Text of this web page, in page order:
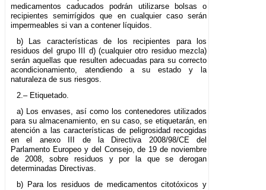
medicamentos caducados podrán utilizarse bolsas o
recipientes semirrígidos que en cualquier caso serán
impermeables si van a contener líquidos.
b) Las características de los recipientes para los
residuos del grupo III d) (cualquier otro residuo mezcla)
serán aquellas que resulten adecuadas para su correcto
acondicionamiento, atendiendo a su estado y la
naturaleza de sus riesgos.
2.– Etiquetado.
a) Los envases, así como los contenedores utilizados
para su almacenamiento, en su caso, se etiquetarán, en
atención a las características de peligrosidad recogidas
en el anexo III de la Directiva 2008/98/CE del
Parlamento Europeo y del Consejo, de 19 de noviembre
de 2008, sobre residuos y por la que se derogan
determinadas Directivas.
b) Para los residuos de medicamentos citotóxicos y